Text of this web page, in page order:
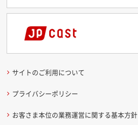
サイトのご利用について
プライバシーポリシー
お客さま本位の業務運営に関する基本方針